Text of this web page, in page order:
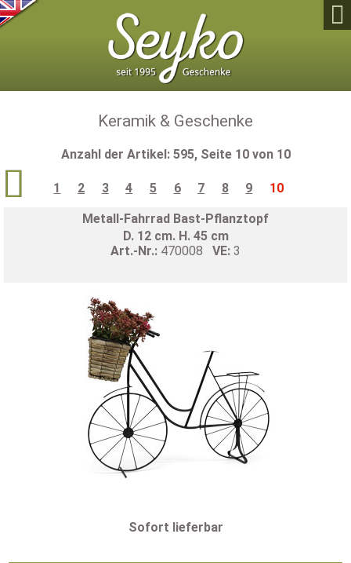

Keramik & Geschenke
Anzahl der Artikel: 595, Seite 10 von 10
1 2 3 4 5 6 7 8 9 10

Metall-Fahrrad Bast-Pflanztopf
D. 12 cm. H. 45 cm
Art.-Nr.: 470008 VE: 3
Sofort lieferbar